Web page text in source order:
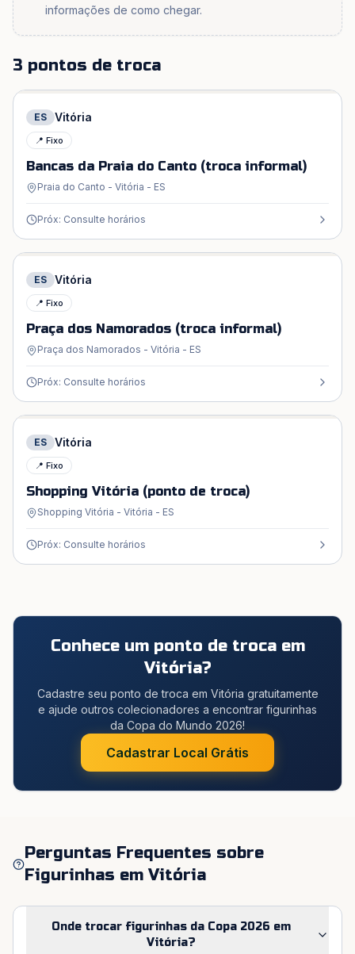
informações de como chegar.
3 pontos de troca
ES Vitória
📍 Fixo
Bancas da Praia do Canto (troca informal)
Praia do Canto - Vitória - ES
Próx: Consulte horários
ES Vitória
📍 Fixo
Praça dos Namorados (troca informal)
Praça dos Namorados - Vitória - ES
Próx: Consulte horários
ES Vitória
📍 Fixo
Shopping Vitória (ponto de troca)
Shopping Vitória - Vitória - ES
Próx: Consulte horários
Conhece um ponto de troca em
Vitória?
Cadastre seu ponto de troca em Vitória gratuitamente
e ajude outros colecionadores a encontrar figurinhas
da Copa do Mundo 2026!
Cadastrar Local Grátis
Perguntas Frequentes sobre
Figurinhas em Vitória
Onde trocar figurinhas da Copa 2026 em
Vitória?